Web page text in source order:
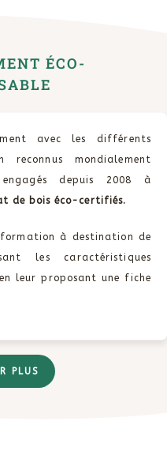
ÉCO-
avec les différents
reconnus mondialement
depuis 2008 à
de bois éco-certifiés.
à destination de
les caractéristiques
leur proposant une fiche
PLUS